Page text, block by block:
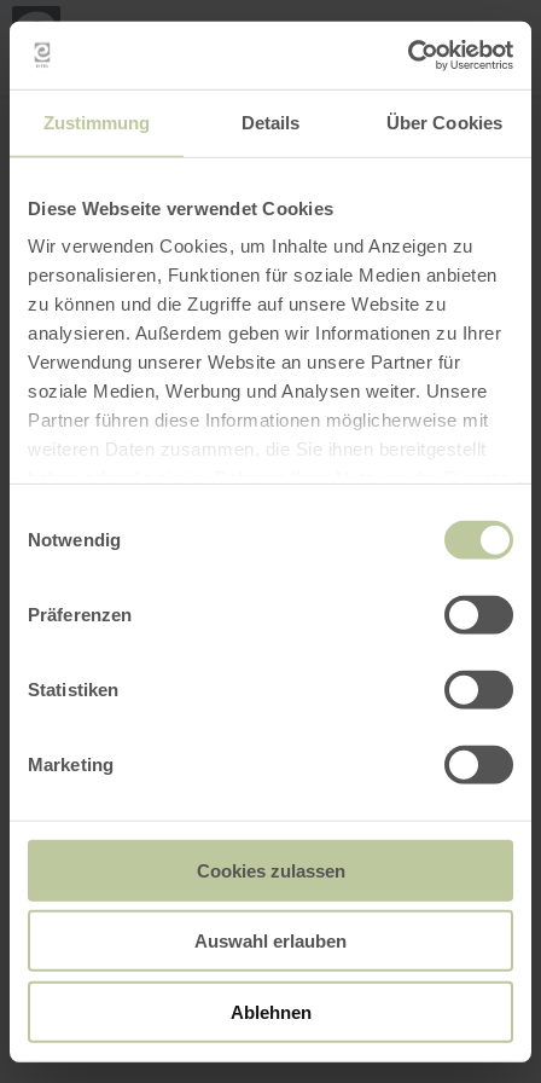
Zustimmung Details Über Cookies
Diese Webseite verwendet Cookies
Wir verwenden Cookies, um Inhalte und Anzeigen zu
personalisieren, Funktionen für soziale Medien anbieten
zu können und die Zugriffe auf unsere Website zu
analysieren. Außerdem geben wir Informationen zu Ihrer
Verwendung unserer Website an unsere Partner für
soziale Medien, Werbung und Analysen weiter. Unsere
Partner führen diese Informationen möglicherweise mit
weiteren Daten zusammen, die Sie ihnen bereitgestellt
Notwendig
Präferenzen
Statistiken
Marketing
Cookies zulassen
Auswahl erlauben
Ablehnen
CARTE INTERACTIVE
ma
Ouvrir le filtre